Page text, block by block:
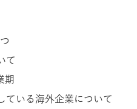
て
期
ている海外企業について